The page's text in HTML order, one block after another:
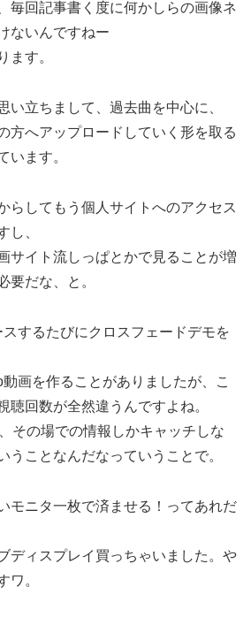
毎回記事書く度に何かしらの画像ネ
ないんですねー
ます。
い立ちまして、過去曲を中心に、
方へアップロードしていく形を取る
います。
らしてもう個人サイトへのアクセス
し、
サイト流しっぱとかで見ることが増
要だな、と。
するたびにクロスフェードデモを
画を作ることがありましたが、こ
聴回数が全然違うんですよね。
その場での情報しかキャッチしな
うことなんだなっていうことで。
モニタ一枚で済ませる！ってあれだ
ディスプレイ買っちゃいました。や
ワ。